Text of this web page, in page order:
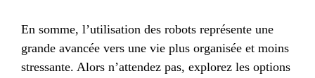
En somme, l’utilisation des robots représente une
grande avancée vers une vie plus organisée et moins
stressante. Alors n’attendez pas, explorez les options